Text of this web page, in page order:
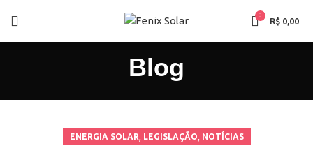
0
R$ 0,00
Blog
ENERGIA SOLAR, LEGISLAÇÃO, NOTÍCIAS